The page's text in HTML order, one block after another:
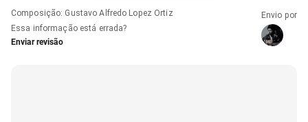
Composição: Gustavo Alfredo Lopez Ortiz
Essa informação está errada?
Enviar revisão
Envio por